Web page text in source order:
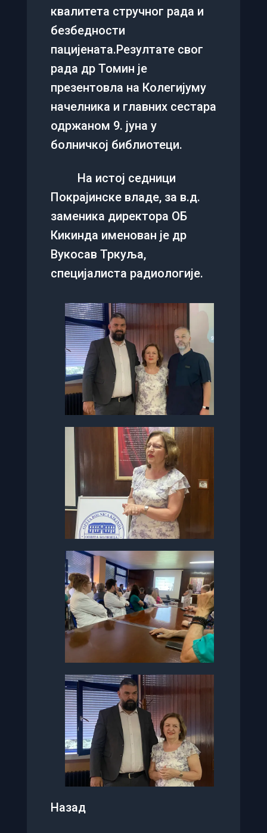
квалитета стручног рада и
безбедности
пацијената.Резултате свог
рада др Томин је
презентовла на Колегијуму
начелника и главних сестара
одржаном 9. јуна у
болничкој библиотеци.
На истој седници
Покрајинске владе, за в.д.
заменика директора ОБ
Кикинда именован је др
Вукосав Тркуља,
специјалиста радиологије.
Назад
Приступачност
100%
Црно-бело (Сиви тонови)